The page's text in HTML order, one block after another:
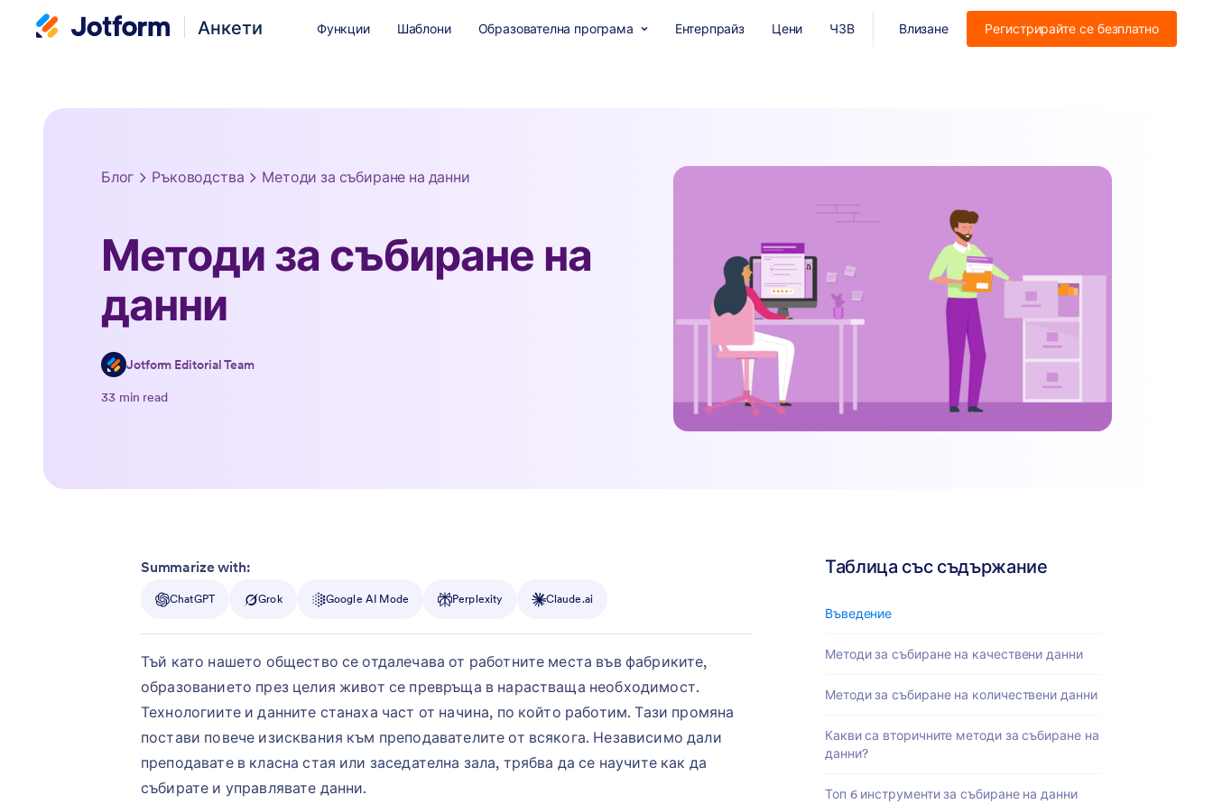
Анкети Функции Шаблони Образователна програма Ентерпрайз Цени ЧЗВ Влизане Регистрирайте се безплатно
Блог Ръководства Методи за събиране на данни
Методи за събиране на
данни
Jotform Editorial Team
33 min read
Таблица със съдържание
Въведение
Методи за събиране на качествени данни
Методи за събиране на количествени данни
Какви са вторичните методи за събиране на
данни?
Топ 6 инструменти за събиране на данни
Summarize with:
ChatGPT Grok Google AI Mode Perplexity Claude.ai
Тъй като нашето общество се отдалечава от работните места във фабриките,
образованието през целия живот се превръща в нарастваща необходимост.
Технологиите и данните станаха част от начина, по който работим. Тази промяна
постави повече изисквания към преподавателите от всякога. Независимо дали
преподавате в класна стая или заседателна зала, трябва да се научите как да
събирате и управлявате данни.